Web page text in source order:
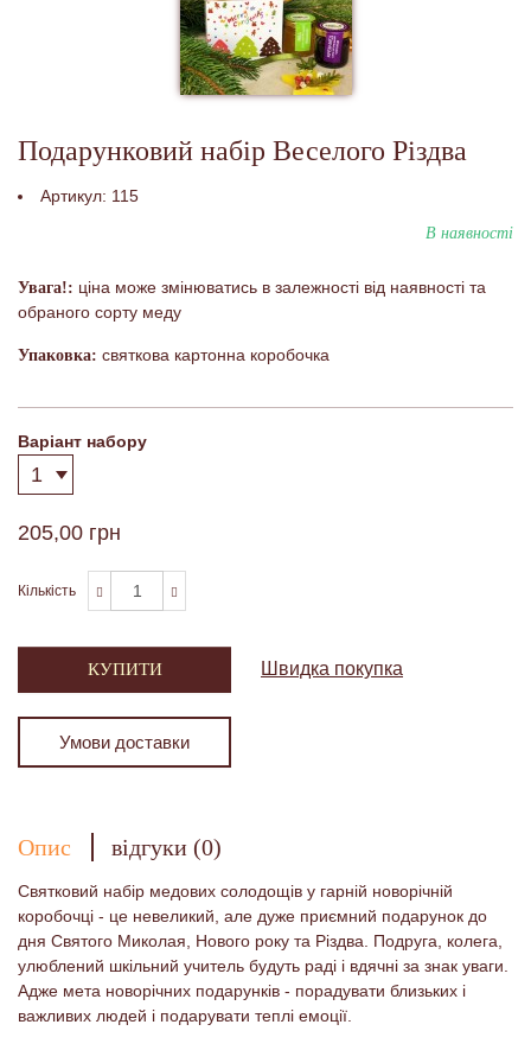
Подарунковий набір Веселого Різдва
Артикул: 115
В наявності
Увага!: ціна може змінюватись в залежності від наявності та
обраного сорту меду
Упаковка: святкова картонна коробочка
Варіант набору
205,00 грн
Кількість
КУПИТИ Швидка покупка
Умови доставки
Опис відгуки (0)
Святковий набір медових солодощів у гарній новорічній
коробочці - це невеликий, але дуже приємний подарунок до
дня Святого Миколая, Нового року та Різдва. Подруга, колега,
улюблений шкільний учитель будуть раді і вдячні за знак уваги.
Адже мета новорічних подарунків - порадувати близьких і
важливих людей і подарувати теплі емоції.